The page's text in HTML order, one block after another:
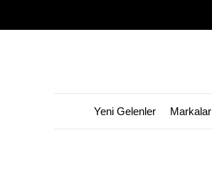
Yeni Gelenler Markalar